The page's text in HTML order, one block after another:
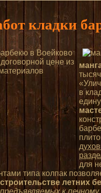
кладки
в
для
типа колпак
строительстве летних
к печному